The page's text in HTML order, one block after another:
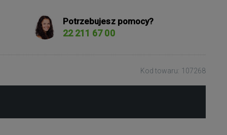
Potrzebujesz pomocy?
22 211 67 00
Kod towaru: 107268